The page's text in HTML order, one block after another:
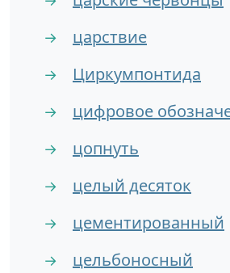
→ царствие
→ Циркумпонтида
→ цифровое
→ цопнуть
→ целый десяток
→ цементированный
→ цельбоносный